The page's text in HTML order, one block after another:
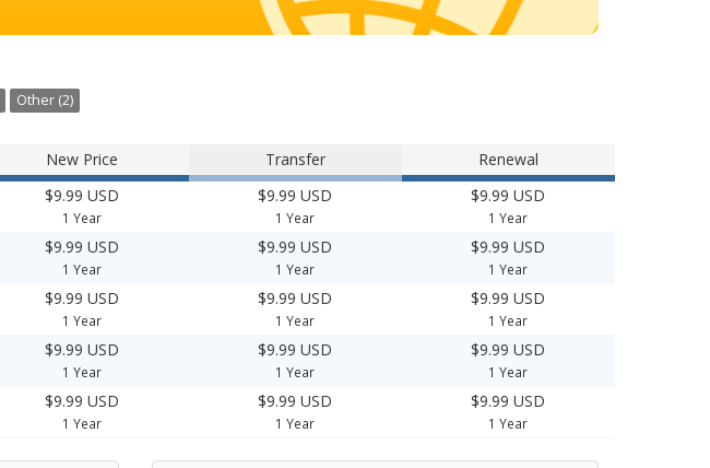
Other (2)
New Price Transfer Renewal
$9.99 USD
1 Year
$9.99 USD
1 Year
$9.99 USD
1 Year
$9.99 USD
1 Year
$9.99 USD
1 Year
$9.99 USD
1 Year
$9.99 USD
1 Year
$9.99 USD
1 Year
$9.99 USD
1 Year
$9.99 USD
1 Year
$9.99 USD
1 Year
$9.99 USD
1 Year
$9.99 USD
1 Year
$9.99 USD
1 Year
$9.99 USD
1 Year